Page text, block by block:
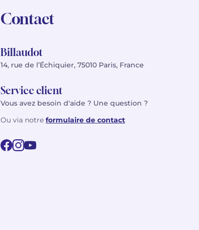
Contact
Billaudot
14, rue de l’Échiquier, 75010 Paris, France
Service client
Vous avez besoin d'aide ? Une question ?
Ou via notre formulaire de contact